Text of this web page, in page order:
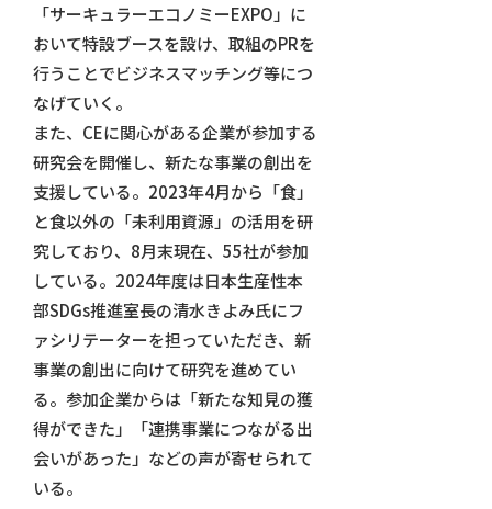
「サーキュラーエコノミーEXPO」に
おいて特設ブースを設け、取組のPRを
行うことでビジネスマッチング等につ
なげていく。
また、CEに関心がある企業が参加する
研究会を開催し、新たな事業の創出を
支援している。2023年4月から「食」
と食以外の「未利用資源」の活用を研
究しており、8月末現在、55社が参加
している。2024年度は日本生産性本
部SDGs推進室長の清水きよみ氏にフ
ァシリテーターを担っていただき、新
事業の創出に向けて研究を進めてい
る。参加企業からは「新たな知見の獲
得ができた」「連携事業につながる出
会いがあった」などの声が寄せられて
いる。